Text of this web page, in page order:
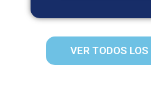
VER TODOS